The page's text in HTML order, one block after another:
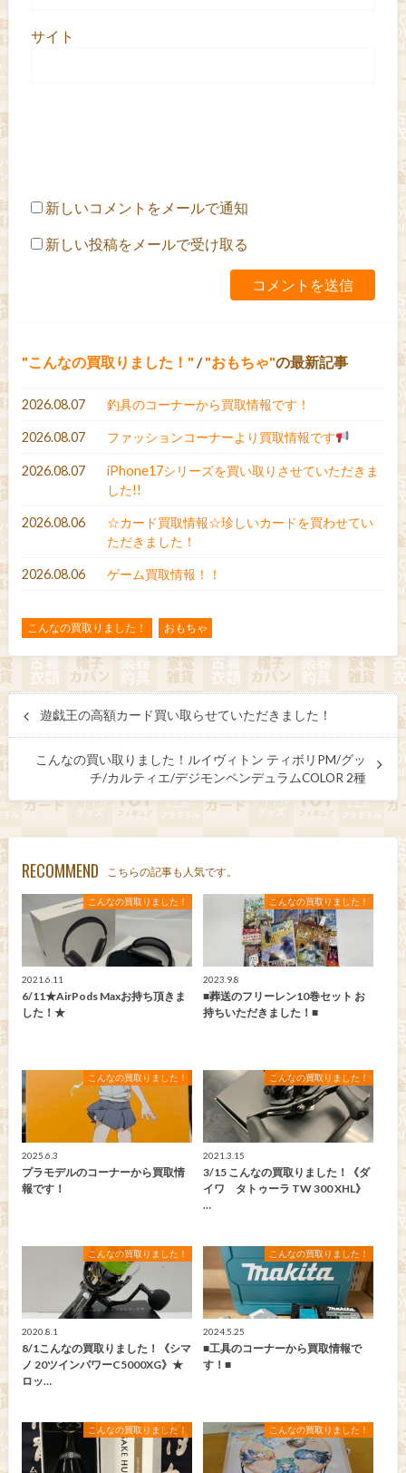
サイト
新しいコメントをメールで通知
新しい投稿をメールで受け取る
こんなの買取りました！ / おもちゃ の最新記事
2026.08.07 釣具のコーナーから買取情報です！
2026.08.07 ファッションコーナーより買取情報です
2026.08.07
iPhone17シリーズを買い取りさせていただきま
した!!
2026.08.06
☆カード買取情報☆珍しいカードを買わせてい
ただきました！
2026.08.06 ゲーム買取情報！！
こんなの買取りました！ おもちゃ
遊戯王の高額カード買い取らせていただきました！
こんなの買い取りました！ルイヴィトン ティボリPM/グッ
チ/カルティエ/デジモンペンデュラムCOLOR 2種
RECOMMEND こちらの記事も人気です。
こんなの買取りました！
2021.6.11
6/11★AirPods Maxお持ち頂きま
した！★
こんなの買取りました！
2023.9.8
■葬送のフリーレン10巻セット お
持ちいただきました！■
こんなの買取りました！
2025.6.3
プラモデルのコーナーから買取情
報です！
こんなの買取りました！
2021.3.15
3/15 こんなの買取りました！《ダ
イワ タトゥーラ TW 300 XHL》
…
こんなの買取りました！
2020.8.1
8/1こんなの買取りました！《シマ
ノ 20ツインパワーC5000XG》★
ロッ…
こんなの買取りました！
2024.5.25
■工具のコーナーから買取情報で
す！■
こんなの買取りました！ こんなの買取りました！